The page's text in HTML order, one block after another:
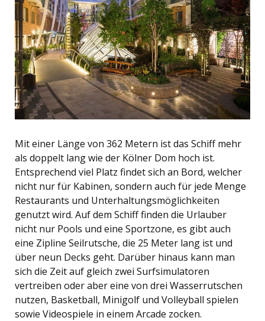
Mit einer Länge von 362 Metern ist das Schiff mehr
als doppelt lang wie der Kölner Dom hoch ist.
Entsprechend viel Platz findet sich an Bord, welcher
nicht nur für Kabinen, sondern auch für jede Menge
Restaurants und Unterhaltungsmöglichkeiten
genutzt wird. Auf dem Schiff finden die Urlauber
nicht nur Pools und eine Sportzone, es gibt auch
eine Zipline Seilrutsche, die 25 Meter lang ist und
über neun Decks geht. Darüber hinaus kann man
sich die Zeit auf gleich zwei Surfsimulatoren
vertreiben oder aber eine von drei Wasserrutschen
nutzen, Basketball, Minigolf und Volleyball spielen
sowie Videospiele in einem Arcade zocken.